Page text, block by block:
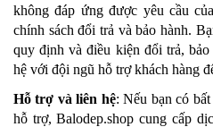
không đáp ứng được yêu cầu
chính sách đổi trả và bảo hành.
quy định và điều kiện đổi trả,
hệ với đội ngũ hỗ trợ khách hàng
Hỗ trợ và liên hệ: Nếu bạn có
hỗ trợ, Balodep.shop cung cấp